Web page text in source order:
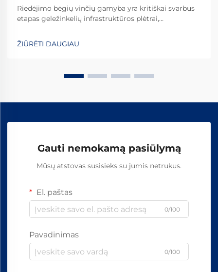
Riedėjimo bėgių vinčių gamyba yra kritiškai svarbus
etapas geležinkelių infrastruktūros plėtrai,
kad būtų užtikrinta geležinkelių sistemų sauga ir
ilgaamžiškumas visame pasaulyje. Šių esminių detalių
ŽIŪRĖTI DAUGIAU
Gauti nemokamą pasiūlymą
Mūsų atstovas susisieks su jumis netrukus.
El. paštas
0/100
Pavadinimas
0/100